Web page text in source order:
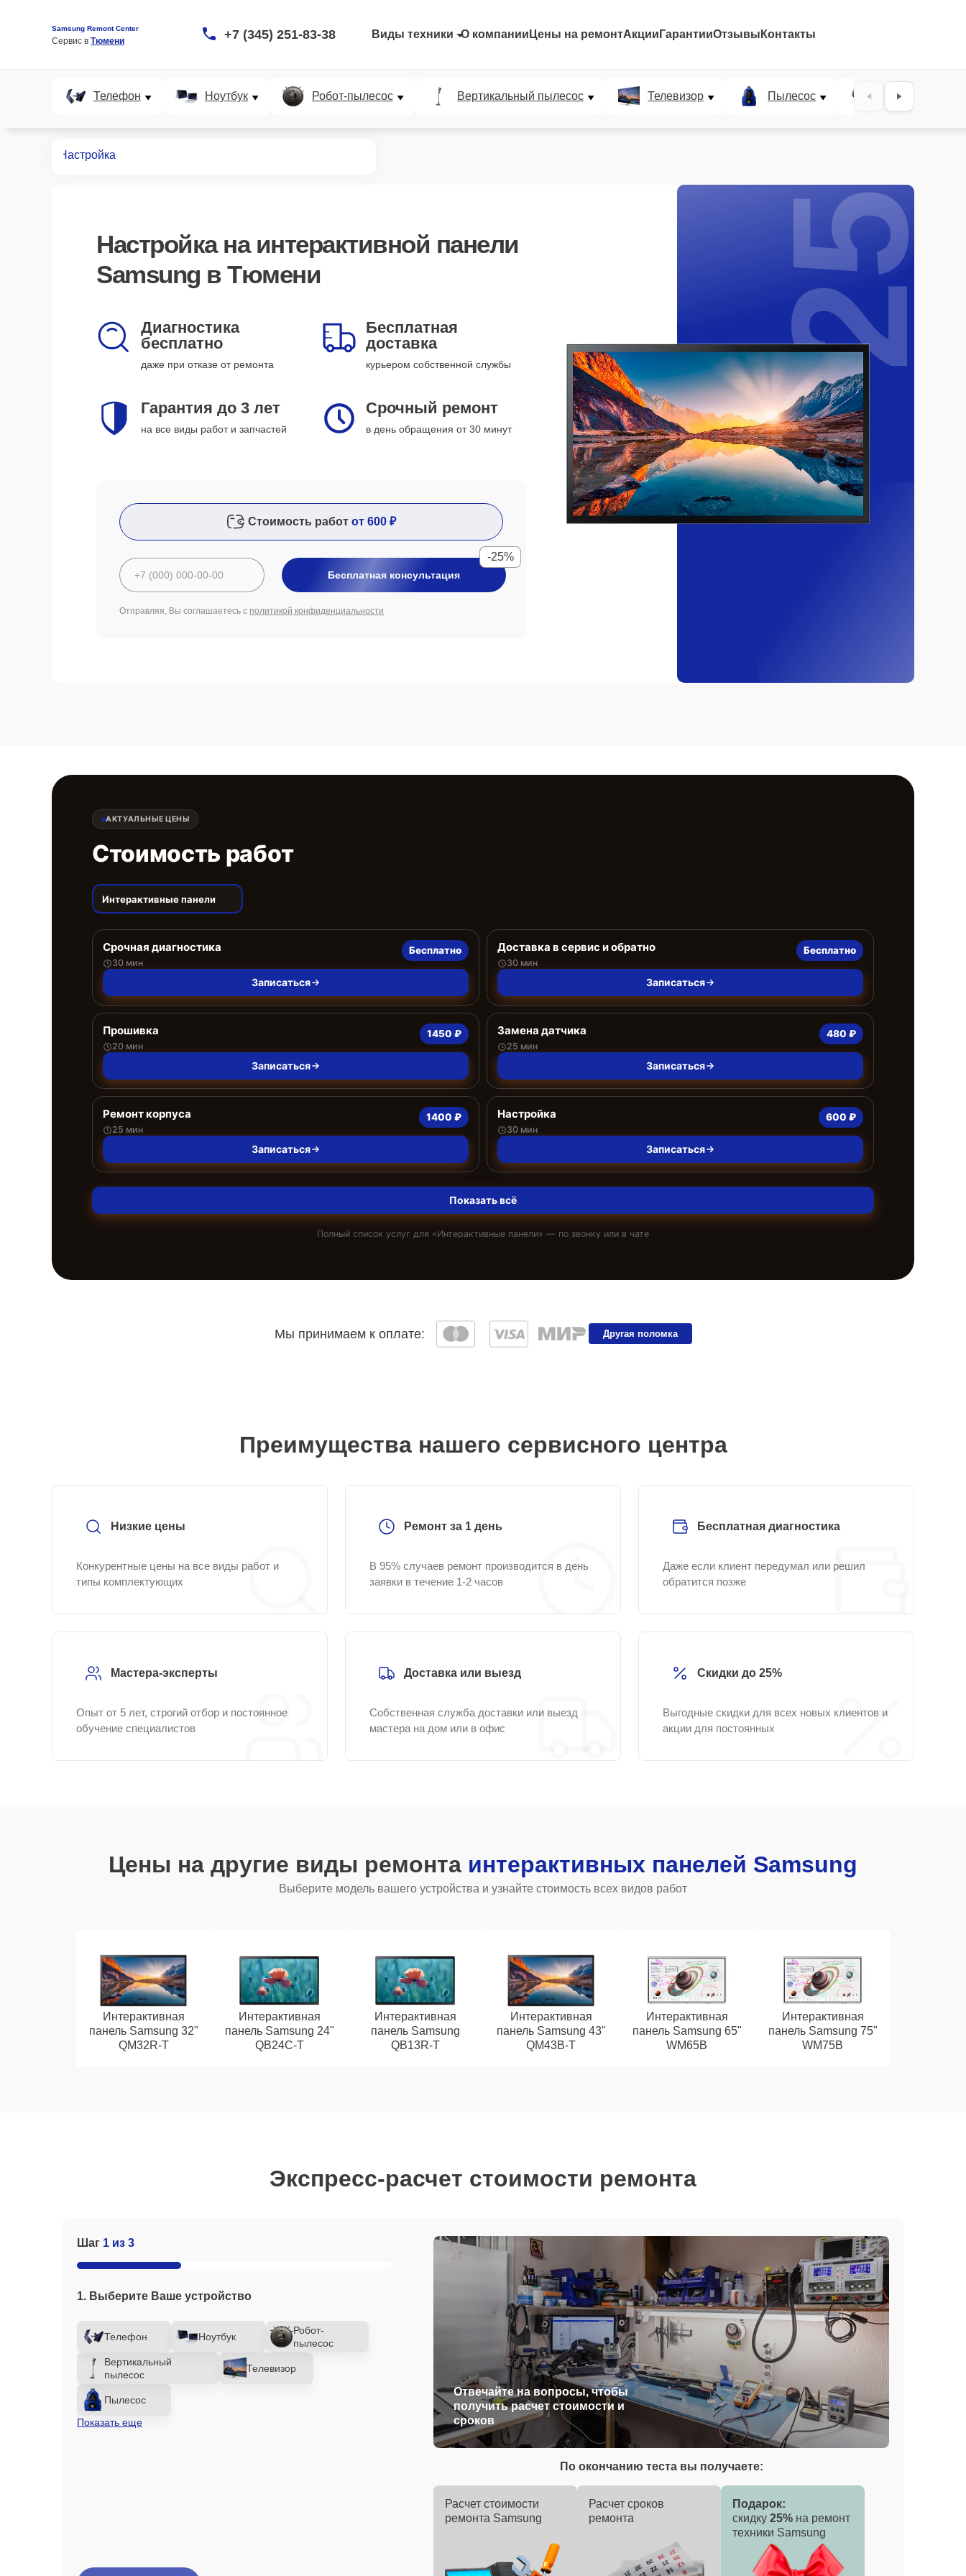
Samsung Remont Center
Сервис в Тюмени +7 (345) 251-83-38 Виды техники О компании Цены на ремонтАкции ГарантииОтзывы Контакты
Телефон Ноутбук Робот-пылесос Вертикальный пылесос Телевизор Пылесос Проектор
Настройка
Настройкана интерактивной панели
Samsung в Тюмени
Диагностика
бесплатно
даже при отказе от ремонта
Бесплатная
доставка
курьером собственной службы
Гарантия до 3 лет
на все виды работ и запчастей
Срочный ремонт
в день обращения от 30 минут
Стоимость работ от 600 ₽
Бесплатная консультация
-25%
Отправляя, Вы соглашаетесь с политикой конфиденциальности
25%
АКТУАЛЬНЫЕ ЦЕНЫ
Стоимость работ
Интерактивные панели
Срочная диагностика
30 мин
Бесплатно
Записаться
Доставка в сервис и обратно
30 мин
Бесплатно
Записаться
Прошивка
20 мин
1450 ₽
Записаться
Замена датчика
25 мин
480 ₽
Записаться
Ремонт корпуса
25 мин
1400 ₽
Записаться
Настройка
30 мин
600 ₽
Записаться
Показать всё
Полный список услуг для «Интерактивные панели» — по звонку или в чате
Мы принимаем к оплате: Другая поломка
Преимущества нашего сервисного центра
Низкие цены
Конкурентные цены на все виды работ и
типы комплектующих
Ремонт за 1 день
В 95% случаев ремонт производится в день
заявки в течение 1-2 часов
Бесплатная диагностика
Даже если клиент передумал или решил
обратится позже
Мастера-эксперты
Опыт от 5 лет, строгий отбор и постоянное
обучение специалистов
Доставка или выезд
Собственная служба доставки или выезд
мастера на дом или в офис
Скидки до 25%
Выгодные скидки для всех новых клиентов и
акции для постоянных
Цены на другие виды ремонта интерактивных панелей Samsung
Выберите модель вашего устройства и узнайте стоимость всех видов работ
Интерактивная
панель Samsung 32"
QM32R-T
Интерактивная
панель Samsung 24"
QB24C-T
Интерактивная
панель Samsung
QB13R-T
Интерактивная
панель Samsung 43"
QM43B-T
Интерактивная
панель Samsung 65"
WM65B
Интерактивная
панель Samsung 75"
WM75B
Экспресс-расчет стоимости ремонта
Шаг 1 из 3
1. Выберите Ваше устройство
Телефон Ноутбук
Робот-
пылесос
Вертикальный
пылесос
Телевизор
Пылесос
Показать еще
Отвечайте на вопросы, чтобы
получить расчет стоимости и
сроков
По окончанию теста вы получаете:
Расчет стоимости
ремонта Samsung
Расчет сроков
ремонта
Подарок:
скидку 25% на ремонт
техники Samsung